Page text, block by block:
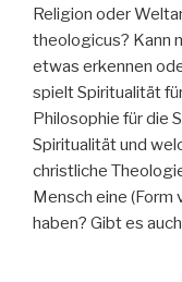
Religion oder
theologicus? Kann
etwas erkennen
spielt Spiritualität
Philosophie für die
Spiritualität und
christliche
Mensch eine
haben? Gibt es